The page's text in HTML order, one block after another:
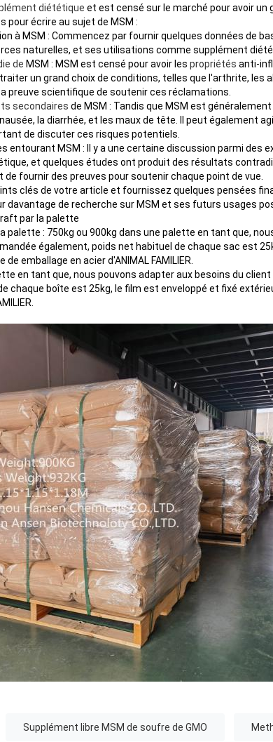
diététique et est censé sur le marché pour avoir un
pour écrire au sujet de MSM :
à MSM : Commencez par fournir quelques données de
naturelles, et ses utilisations comme supplément
de MSM : MSM est censé pour avoir les propriétés anti-
un grand choix de conditions, telles que l'arthrite, les
preuve scientifique de soutenir ces réclamations.
secondaires de MSM : Tandis que MSM est
la diarrhée, et les maux de tête. Il peut également
de discuter ces risques potentiels.
entourant MSM : Il y a une certaine discussion parmi des
et quelques études ont produit des résultats
fournir des preuves pour soutenir chaque point de vue.
clés de votre article et fournissez quelques pensées
davantage de recherche sur MSM et ses futurs usages
par la palette
palette : 750kg ou 900kg dans une palette en tant que,
également, poids net habituel de chaque sac est
emballage en acier d'ANIMAL FAMILIER.
en tant que, nous pouvons adapter aux besoins du
chaque boîte est 25kg, le film est enveloppé et fixé
Supplément libre MSM de soufre de GMO